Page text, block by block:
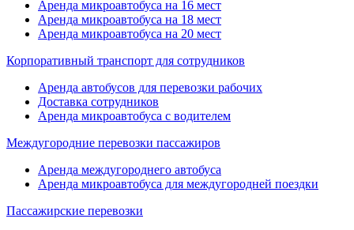
Аренда микроавтобуса на 16 мест
Аренда микроавтобуса на 18 мест
Аренда микроавтобуса на 20 мест
Корпоративный транспорт для сотрудников
Аренда автобусов для перевозки рабочих
Доставка сотрудников
Аренда микроавтобуса с водителем
Междугородние перевозки пассажиров
Аренда междугороднего автобуса
Аренда микроавтобуса для междугородней поездки
Пассажирские перевозки